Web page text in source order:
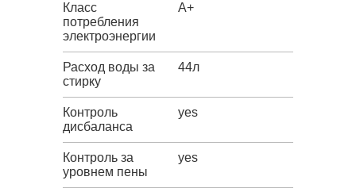
Класс
потребления
электроэнергии
A+
Расход воды за
стирку
44л
Контроль
дисбаланса
yes
Контроль за
уровнем пены
yes